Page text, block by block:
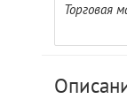
Торговая